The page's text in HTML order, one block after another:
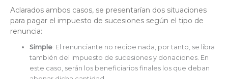
Aclarados ambos casos, se presentarían dos situaciones
para pagar el impuesto de sucesiones según el tipo de
renuncia:
Simple: El renunciante no recibe nada, por tanto, se libra
también del impuesto de sucesiones y donaciones. En
este caso, serán los beneficiarios finales los que deban